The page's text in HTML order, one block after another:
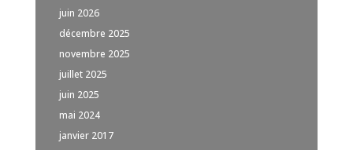
juin 2026
décembre 2025
novembre 2025
juillet 2025
juin 2025
mai 2024
janvier 2017